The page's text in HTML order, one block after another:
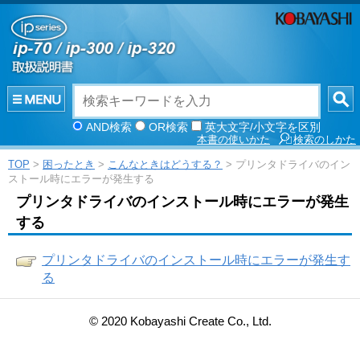
AND検索 OR検索 英大文字/小文字を区別
検索のしかた
本書の使いかた
TOP > 困ったとき > こんなときはどうする？ > プリンタドライバのイン
ストール時にエラーが発生する
プリンタドライバのインストール時にエラーが発生
する
プリンタドライバのインストール時にエラーが発生す
る
© 2020 Kobayashi Create Co., Ltd.